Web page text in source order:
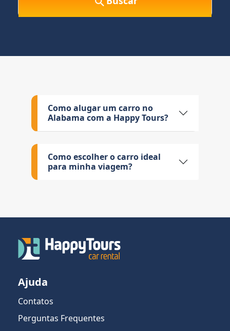
Como alugar um carro no
Alabama com a Happy Tours?
Como escolher o carro ideal
para minha viagem?
Ajuda
Contatos
Perguntas Frequentes